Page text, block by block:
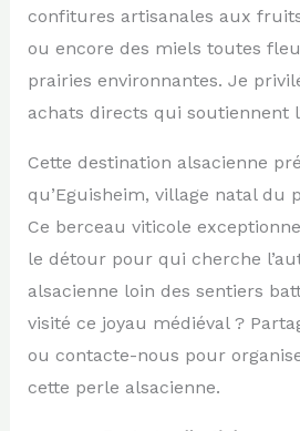
confitures artisanales aux
ou encore des miels toutes
prairies environnantes. Je
achats directs qui soutiennent
Cette destination alsacienne
qu’Eguisheim, village natal du
Ce berceau viticole
le détour pour qui cherche
alsacienne loin des sentiers
visité ce joyau médiéval ?
ou contacte-nous pour
cette perle alsacienne.